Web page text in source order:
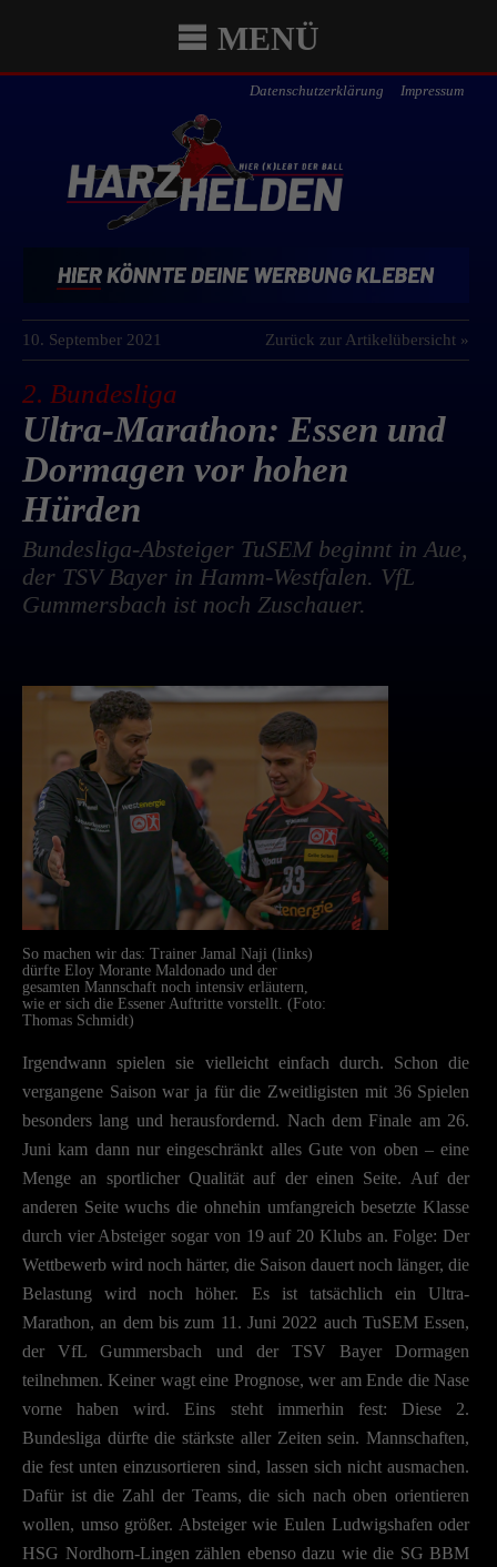
MENÜ
Datenschutzerklärung Impressum
10. September 2021 Zurück zur Artikelübersicht »
2. Bundesliga
Ultra-Marathon: Essen und
Dormagen vor hohen
Hürden
Bundesliga-Absteiger TuSEM beginnt in Aue,
der TSV Bayer in Hamm-Westfalen. VfL
Gummersbach ist noch Zuschauer.
So machen wir das: Trainer Jamal Naji (links)
dürfte Eloy Morante Maldonado und der
gesamten Mannschaft noch intensiv erläutern,
wie er sich die Essener Auftritte vorstellt. (Foto:
Thomas Schmidt)
Irgendwann spielen sie vielleicht einfach durch. Schon die
vergangene Saison war ja für die Zweitligisten mit 36 Spielen
besonders lang und herausfordernd. Nach dem Finale am 26.
Juni kam dann nur eingeschränkt alles Gute von oben – eine
Menge an sportlicher Qualität auf der einen Seite. Auf der
anderen Seite wuchs die ohnehin umfangreich besetzte Klasse
durch vier Absteiger sogar von 19 auf 20 Klubs an. Folge: Der
Wettbewerb wird noch härter, die Saison dauert noch länger, die
Belastung wird noch höher. Es ist tatsächlich ein Ultra-
Marathon, an dem bis zum 11. Juni 2022 auch TuSEM Essen,
der VfL Gummersbach und der TSV Bayer Dormagen
teilnehmen. Keiner wagt eine Prognose, wer am Ende die Nase
vorne haben wird. Eins steht immerhin fest: Diese 2.
Bundesliga dürfte die stärkste aller Zeiten sein. Mannschaften,
die fest unten einzusortieren sind, lassen sich nicht ausmachen.
Dafür ist die Zahl der Teams, die sich nach oben orientieren
wollen, umso größer. Absteiger wie Eulen Ludwigshafen oder
HSG Nordhorn-Lingen zählen ebenso dazu wie die SG BBM